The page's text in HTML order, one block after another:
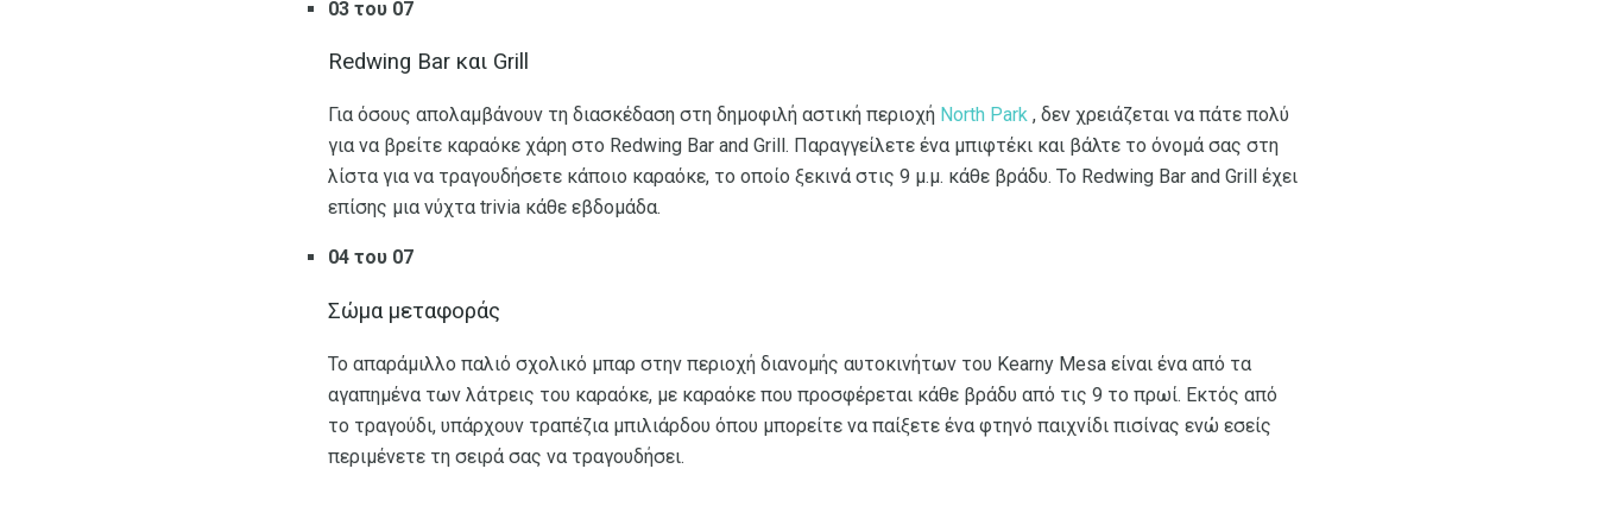
03 του 07
Redwing Bar και Grill
Για όσους απολαμβάνουν τη διασκέδαση στη δημοφιλή αστική περιοχή North Park , δεν χρειάζεται να πάτε πολύ
για να βρείτε καραόκε χάρη στο Redwing Bar and Grill. Παραγγείλετε ένα μπιφτέκι και βάλτε το όνομά σας στη
λίστα για να τραγουδήσετε κάποιο καραόκε, το οποίο ξεκινά στις 9 μ.μ. κάθε βράδυ. Το Redwing Bar and Grill έχει
επίσης μια νύχτα trivia κάθε εβδομάδα.
04 του 07
Σώμα μεταφοράς
Το απαράμιλλο παλιό σχολικό μπαρ στην περιοχή διανομής αυτοκινήτων του Kearny Mesa είναι ένα από τα
αγαπημένα των λάτρεις του καραόκε, με καραόκε που προσφέρεται κάθε βράδυ από τις 9 το πρωί. Εκτός από
το τραγούδι, υπάρχουν τραπέζια μπιλιάρδου όπου μπορείτε να παίξετε ένα φτηνό παιχνίδι πισίνας ενώ εσείς
περιμένετε τη σειρά σας να τραγουδήσει.